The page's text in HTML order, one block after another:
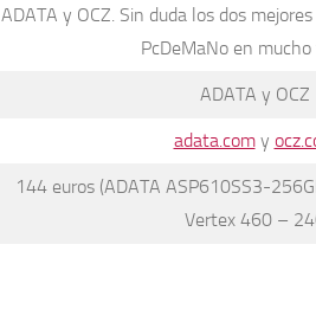
ADATA y OCZ. Sin duda los dos
PcDeMaNo en
ADATA y OCZ
adata.comy
144 euros (ADATA ASP610SS3-
Vertex 460 –